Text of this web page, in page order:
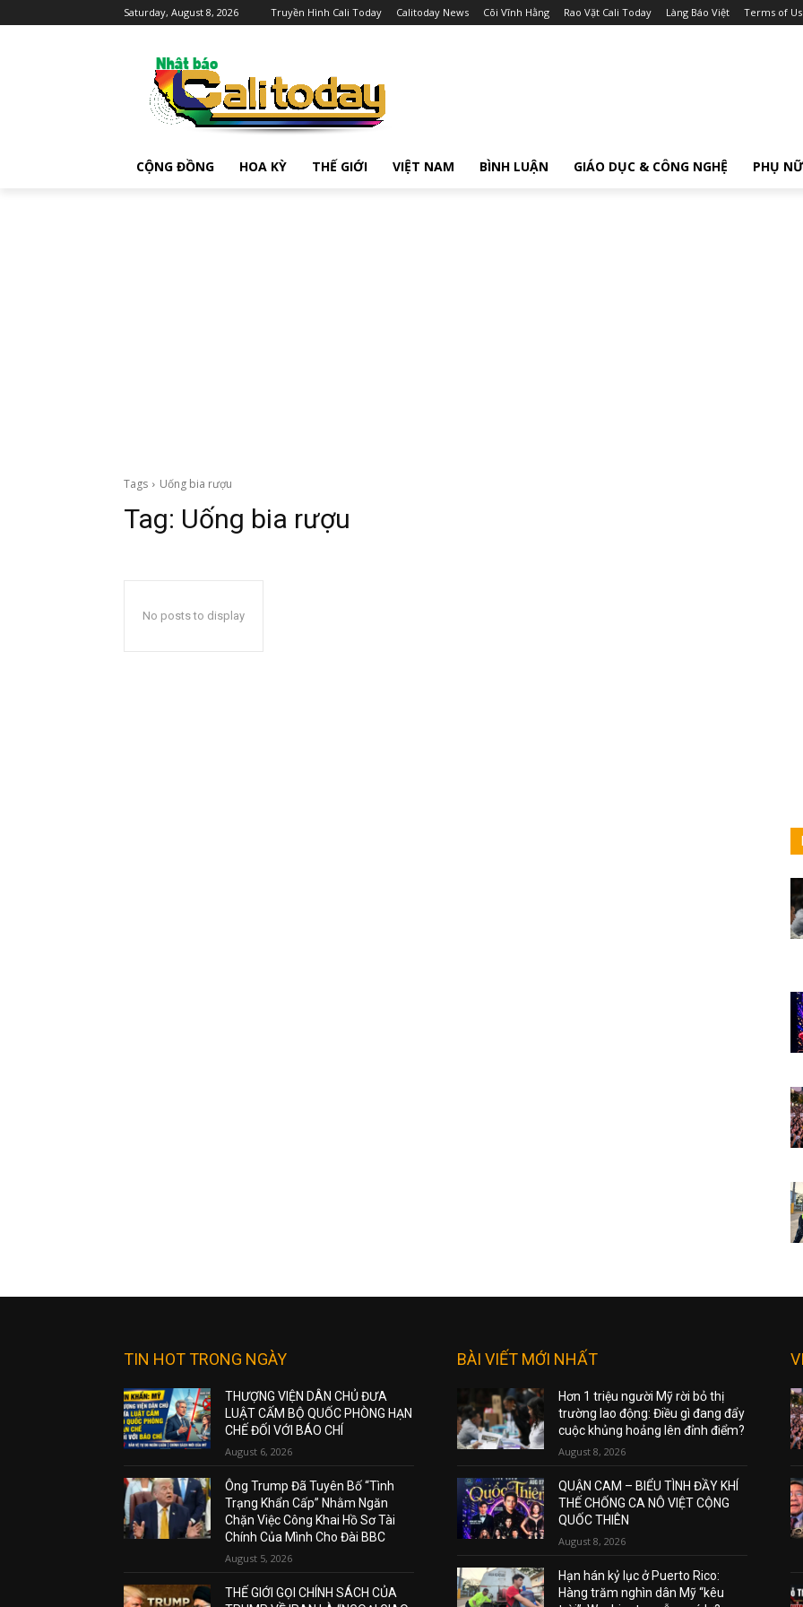
Saturday, August 8, 2026 Truyền Hình Cali Today Calitoday News Cõi Vĩnh Hằng Rao Vặt Cali Today Làng Báo Việt Terms of
CỘNG ĐỒNG HOA KỲ THẾ GIỚI VIỆT NAM BÌNH LUẬN GIÁO DỤC & CÔNG NGHỆ PHỤ NỮ
Tags Uống bia rượu
Tag: Uống bia rượu
No posts to display
TIN HOT TRONG NGÀY
THƯỢNG VIỆN DÂN CHỦ ĐƯA
LUẬT CẤM BỘ QUỐC PHÒNG HẠN
CHẾ ĐỐI VỚI BÁO CHÍ
August 6, 2026
Ông Trump Đã Tuyên Bố “Tình
Trạng Khẩn Cấp” Nhằm Ngăn
Chặn Việc Công Khai Hồ Sơ Tài
Chính Của Mình Cho Đài BBC
August 5, 2026
THẾ GIỚI GỌI CHÍNH SÁCH CỦA
BÀI VIẾT MỚI NHẤT
Hơn 1 triệu người Mỹ rời bỏ thị
trường lao động: Điều gì đang đẩy
cuộc khủng hoảng lên đỉnh điểm?
August 8, 2026
QUẬN CAM – BIỂU TÌNH ĐẦY KHÍ
THẾ CHỐNG CA NÔ VIỆT CỘNG
QUỐC THIÊN
August 8, 2026
Hạn hán kỷ lục ở Puerto Rico:
Hàng trăm nghìn dân Mỹ “kêu